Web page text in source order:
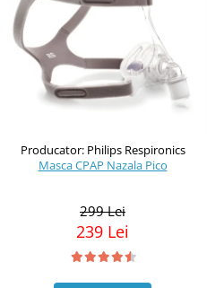
Producator: Philips Respironics
Masca CPAP Nazala Pico
299 Lei
239 Lei